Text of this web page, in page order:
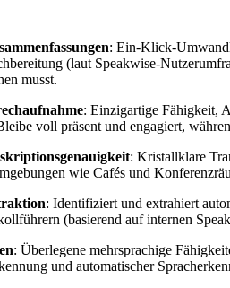
: Ein-Klick-
(laut Speakwise-
musst.
: Einzigartige Fähigkeit,
voll präsent und engagiert,
: Kristallklare
wie Cafés und
: Identifiziert und extrahiert
(basierend auf internen
: Überlegene mehrsprachige
und automatischer